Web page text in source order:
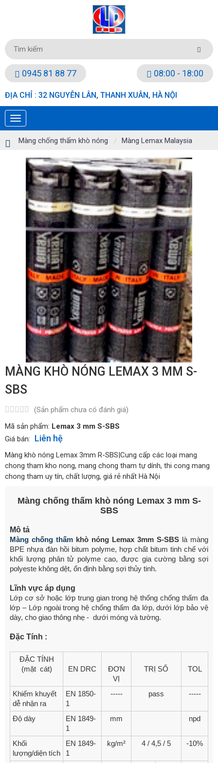
0945 81 88 77 08:00 - 18:00
ĐỊA CHỈ : 32 NGUYỄN LÂN, THANH XUÂN, HÀ NỘI
Màng chống thấm khò nóng Màng Lemax Malaysia
MÀNG KHÒ NÓNG LEMAX 3 MM S-
SBS
(Sản phẩm chưa có đánh giá)
Mã sản phẩm: Lemax 3 mm S-SBS
Giá bán:
Liên hệ
Màng khò nóng Lemax 3mm R-SBS|Cung cấp các loại mang
chong tham kho nong, mang chong tham tự dính, thi cong mang
chong tham uy tín, chất lượng, giá rẻ nhất Hà Nội
Màng chống thấm khò nóng Lemax 3 mm S-
SBS
Mô tả
Màng chống thấm khò nóng Lemax 3mm S-SBS là màng
BPE nhựa đàn hồi bitum polyme, hợp chất bitum tinh chế với
khối lượng phân tử polyme cao, được gia cường bằng sợi
polyeste không dệt, ổn định bằng sợi thủy tinh.
Lĩnh vực áp dụng
Lớp cơ sở hoặc lớp trung gian trong hệ thống chống thấm đa
lớp – Lớp ngoài trong hệ chống thấm đa lớp, dưới lớp bảo vệ
dày, cho giao thông nhẹ - dưới móng và tường.
Đặc Tính :
ĐẶC TÍNH
(mặt cát)
EN DRC
ĐƠN
VỊ
TRỊ SỐ TOL
Khiếm khuyết
dễ nhận ra
EN 1850-
1
----- pass -----
Độ dày
EN 1849-
1
mm npd
Khối
lượng/diện tích
EN 1849-
1
kg/m² 4 / 4,5 / 5 -10%